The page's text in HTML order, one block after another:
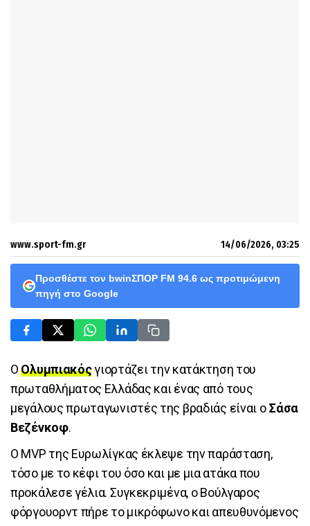
www.sport-fm.gr 14/06/2026, 03:25
Προσθέστε τον bwinΣΠΟΡ FM 94.6 ως προτιμώμενη
πηγή στο Google
ΟΟλυμπιακόςγιορτάζει την κατάκτηση του
πρωταθλήματος Ελλάδας και ένας από τους
μεγάλους πρωταγωνιστές της βραδιάς είναι οΣάσα
Βεζένκοφ.
Ο MVP της Ευρωλίγκας έκλεψε την παράσταση,
τόσο με το κέφι του όσο και με μια ατάκα που
προκάλεσε γέλια. Συγκεκριμένα, ο Βούλγαρος
φόργουορντ πήρε το μικρόφωνο και απευθυνόμενος